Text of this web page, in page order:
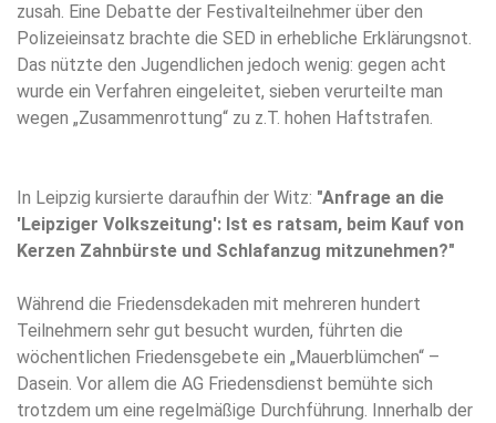
zusah. Eine Debatte der Festivalteilnehmer über den
Polizeieinsatz brachte die SED in erhebliche Erklärungsnot.
Das nützte den Jugendlichen jedoch wenig: gegen acht
wurde ein Verfahren eingeleitet, sieben verurteilte man
wegen „Zusammenrottung“ zu z.T. hohen Haftstrafen.
In Leipzig kursierte daraufhin der Witz: "Anfrage an die
'Leipziger Volkszeitung': Ist es ratsam, beim Kauf von
Kerzen Zahnbürste und Schlafanzug mitzunehmen?"
Während die Friedensdekaden mit mehreren hundert
Teilnehmern sehr gut besucht wurden, führten die
wöchentlichen Friedensgebete ein „Mauerblümchen“ –
Dasein. Vor allem die AG Friedensdienst bemühte sich
trotzdem um eine regelmäßige Durchführung. Innerhalb der